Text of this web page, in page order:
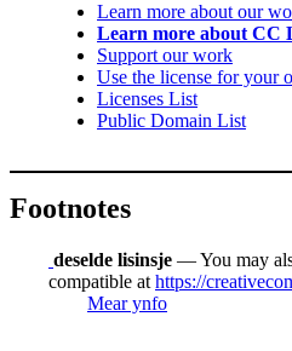
Learn more about our
Learn more about CC
Support our work
Use the license for your
Licenses List
Public Domain List
Footnotes
deselde lisinsje — You may
compatible at https://
Mear ynfo